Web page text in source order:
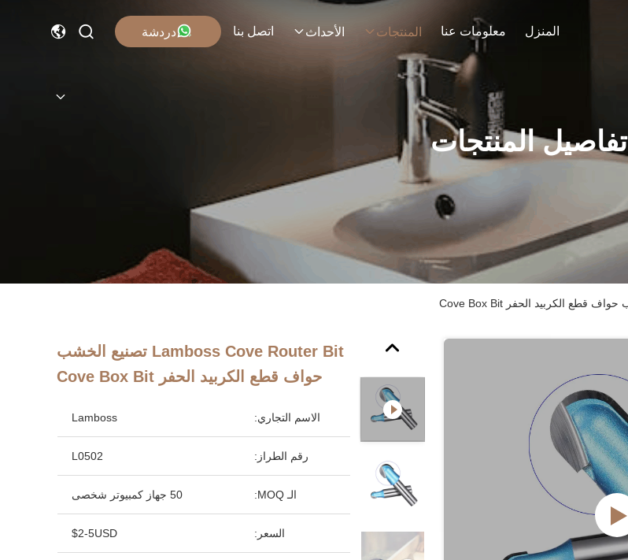
المنزل معلومات عنا المنتجات الأحداث اتصل بنا دردشة
تفاصيل المنتجات
Lamboss Cove Router Bit تصنيع الخشب
حواف قطع الكربيد الحفر Cove Box Bit
الاسم التجاري: Lamboss
رقم الطراز: L0502
الـ MOQ: 50 جهاز كمبيوتر شخصى
السعر: $2-5USD